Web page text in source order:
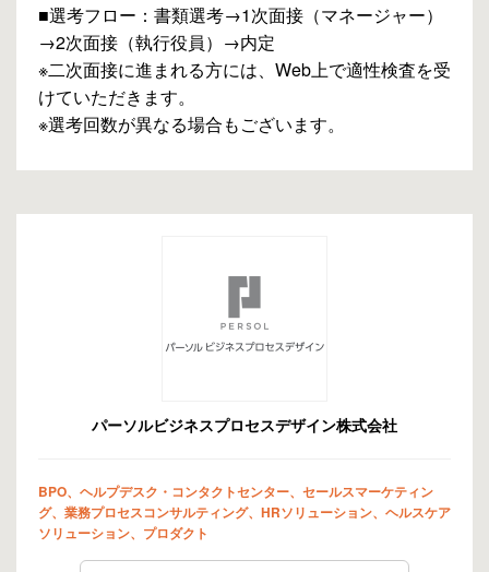
■選考フロー：書類選考→1次面接（マネージャー）
→2次面接（執行役員）→内定
※二次面接に進まれる方には、Web上で適性検査を受
けていただきます。
※選考回数が異なる場合もございます。
パーソルビジネスプロセスデザイン株式会社
BPO、ヘルプデスク・コンタクトセンター、セールスマーケティン
グ、業務プロセスコンサルティング、HRソリューション、ヘルスケア
ソリューション、プロダクト